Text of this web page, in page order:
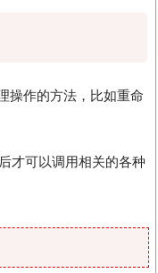
操作的方法，比如重命
才可以调用相关的各种